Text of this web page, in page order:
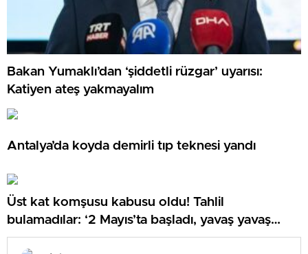
Bakan Yumaklı’dan ‘şiddetli rüzgar’ uyarısı:
Katiyen ateş yakmayalım
Antalya’da koyda demirli tıp teknesi yandı
Üst kat komşusu kabusu oldu! Tahlil
bulamadılar: ‘2 Mayıs’ta başladı, yavaş yavaş
arttı’